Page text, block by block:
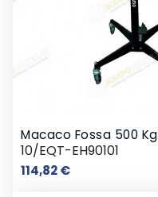
Macaco Fossa 500 Kg
10/EQT-EH90101
114,82 €Preço